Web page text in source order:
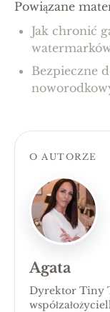
Powiązane
Jak chronić
Bezpieczne
O AUTORZE
Agata
Dyrektor Tiny